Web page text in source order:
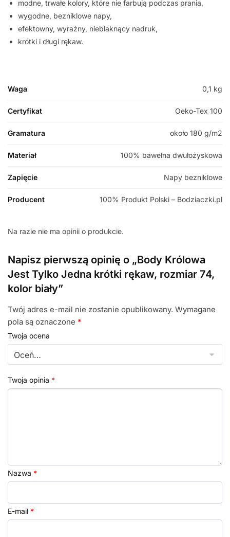
modne, trwałe kolory, które nie farbują podczas prania,
wygodne, bezniklowe napy,
efektowny, wyraźny, nieblaknący nadruk,
krótki i długi rękaw.
Waga 0,1 kg
Certyfikat Oeko-Tex 100
Gramatura około 180 g/m2
Materiał 100% bawełna dwułożyskowa
Zapięcie Napy bezniklowe
Producent 100% Produkt Polski – Bodziaczki.pl
Na razie nie ma opinii o produkcie.
Napisz pierwszą opinię o „Body Królowa
Jest Tylko Jedna krótki rękaw, rozmiar 74,
kolor biały”
Twój adres e-mail nie zostanie opublikowany. Wymagane
pola są oznaczone *
Twoja ocena
Twoja opinia *
Nazwa *
E-mail *